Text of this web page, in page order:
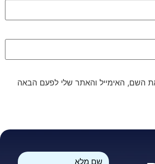
השם, האימייל והאתר שלי לפעם הבאה
שם מלא